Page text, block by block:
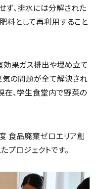
ず、排水には分解された
料として再利用すること
効果ガス排出や埋め立て
気の問題が全て解決され
在、学生食堂内で野菜の
食品廃棄ゼロエリア創
プロジェクトです。